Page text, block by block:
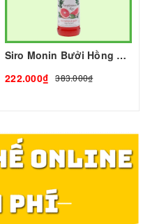
Siro Monin Bưởi Hồng 700ml (Pink Grapefruit) I Nguyên Liệu Pha Chế - Tobee Food
222.000₫
383.000₫